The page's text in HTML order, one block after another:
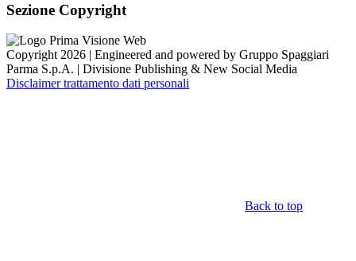
Sezione Copyright
Copyright 2026 | Engineered and powered by Gruppo Spaggiari
Parma S.p.A. | Divisione Publishing & New Social Media
Disclaimer trattamento dati personali
Back to top